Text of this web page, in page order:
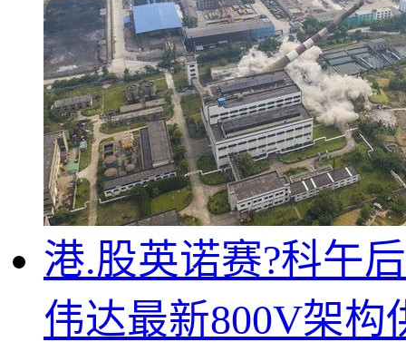
港.股英诺赛?科午
伟达最新800V架